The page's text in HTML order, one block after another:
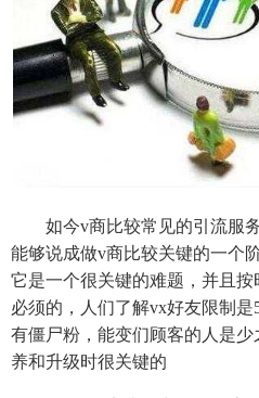
如今v商比较常见的引流服务
能够说成做v商比较关键的一个
它是一个很关键的难题，并且
必须的，人们了解vx好友限制
有僵尸粉，能变们顾客的人是
养和升级时很关键的